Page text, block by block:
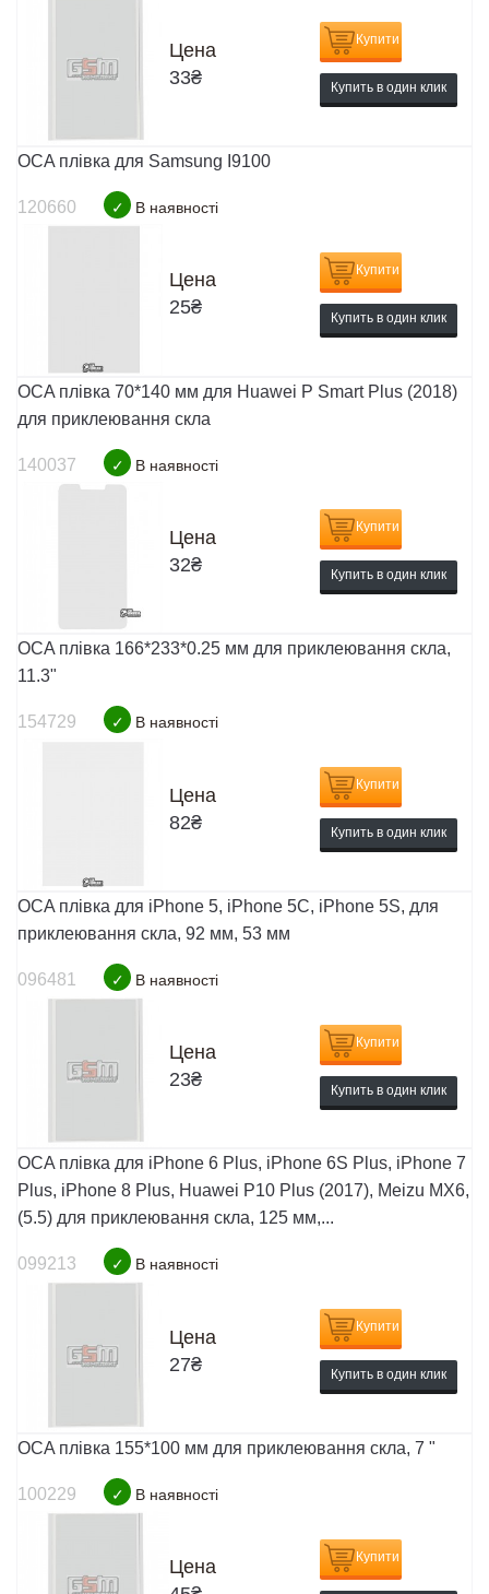
Цена
33₴
Купити
Купить в один клик
OCA плівка для Samsung I9100
120660 ✓ В наявності
Цена
25₴
Купити
Купить в один клик
OCA плівка 70*140 мм для Huawei P Smart Plus (2018)
для приклеювання скла
140037 ✓ В наявності
Цена
32₴
Купити
Купить в один клик
OCA плівка 166*233*0.25 мм для приклеювання скла,
11.3"
154729 ✓ В наявності
Цена
82₴
Купити
Купить в один клик
OCA плівка для iPhone 5, iPhone 5C, iPhone 5S, для
приклеювання скла, 92 мм, 53 мм
096481 ✓ В наявності
Цена
23₴
Купити
Купить в один клик
OCA плівка для iPhone 6 Plus, iPhone 6S Plus, iPhone 7
Plus, iPhone 8 Plus, Huawei P10 Plus (2017), Meizu MX6,
(5.5) для приклеювання скла, 125 мм,...
099213 ✓ В наявності
Цена
27₴
Купити
Купить в один клик
OCA плівка 155*100 мм для приклеювання скла, 7 "
100229 ✓ В наявності
Цена
Купити